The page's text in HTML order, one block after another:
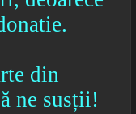
din
ne susții!